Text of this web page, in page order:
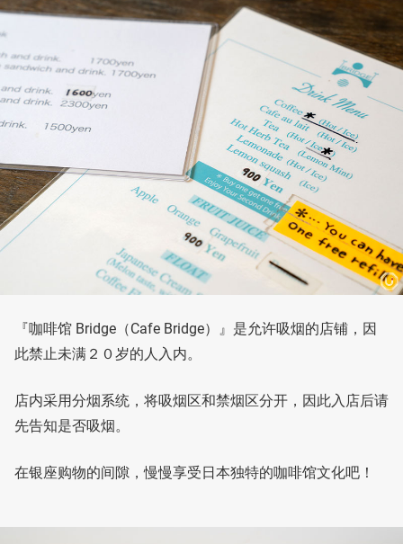
『咖啡馆 Bridge（Cafe Bridge）』是允许吸烟的店铺，因
此禁止未满２０岁的人入内。
店内采用分烟系统，将吸烟区和禁烟区分开，因此入店后请
先告知是否吸烟。
在银座购物的间隙，慢慢享受日本独特的咖啡馆文化吧！